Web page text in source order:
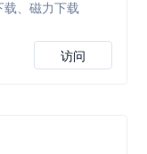
、磁力下载
访问